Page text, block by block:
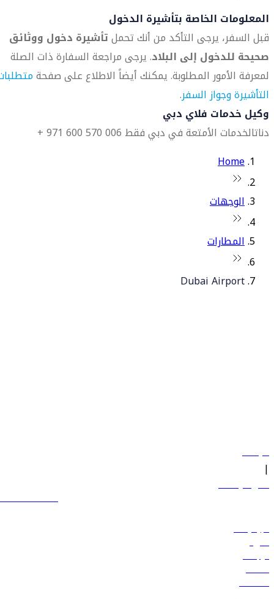
المعلومات الخاصة بتأشيرة الدخول
قبل السفر، يرجى التأكد من أنك تحملتأشيرة دخول ووثائق
صحيحة للدخول إلى البلاد. يرجى مراجعة السفارة ذات الصلة
لمعرفة الأمور المطلوبة. يمكنك أيضاً الاطلاع على صفحة
التأشيرة وجواز السفر.
وكيل خدمات فلاي دبي
دناتالخدمات الأمتعة في دبي فقط 006 570 600 971 +
Home
الوجهات
المطارات
Dubai Airport
سياساتنا
|
الشروط والأحكام
600 544 445
حجز الرحلات
العروض
الوجهات
الأمتعة
المساعدة